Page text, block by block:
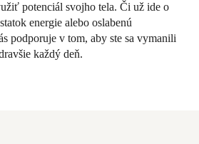
potenciál svojho tela. Či už ide o
energie alebo oslabenú
podporuje v tom, aby ste sa vymanili
každý deň.